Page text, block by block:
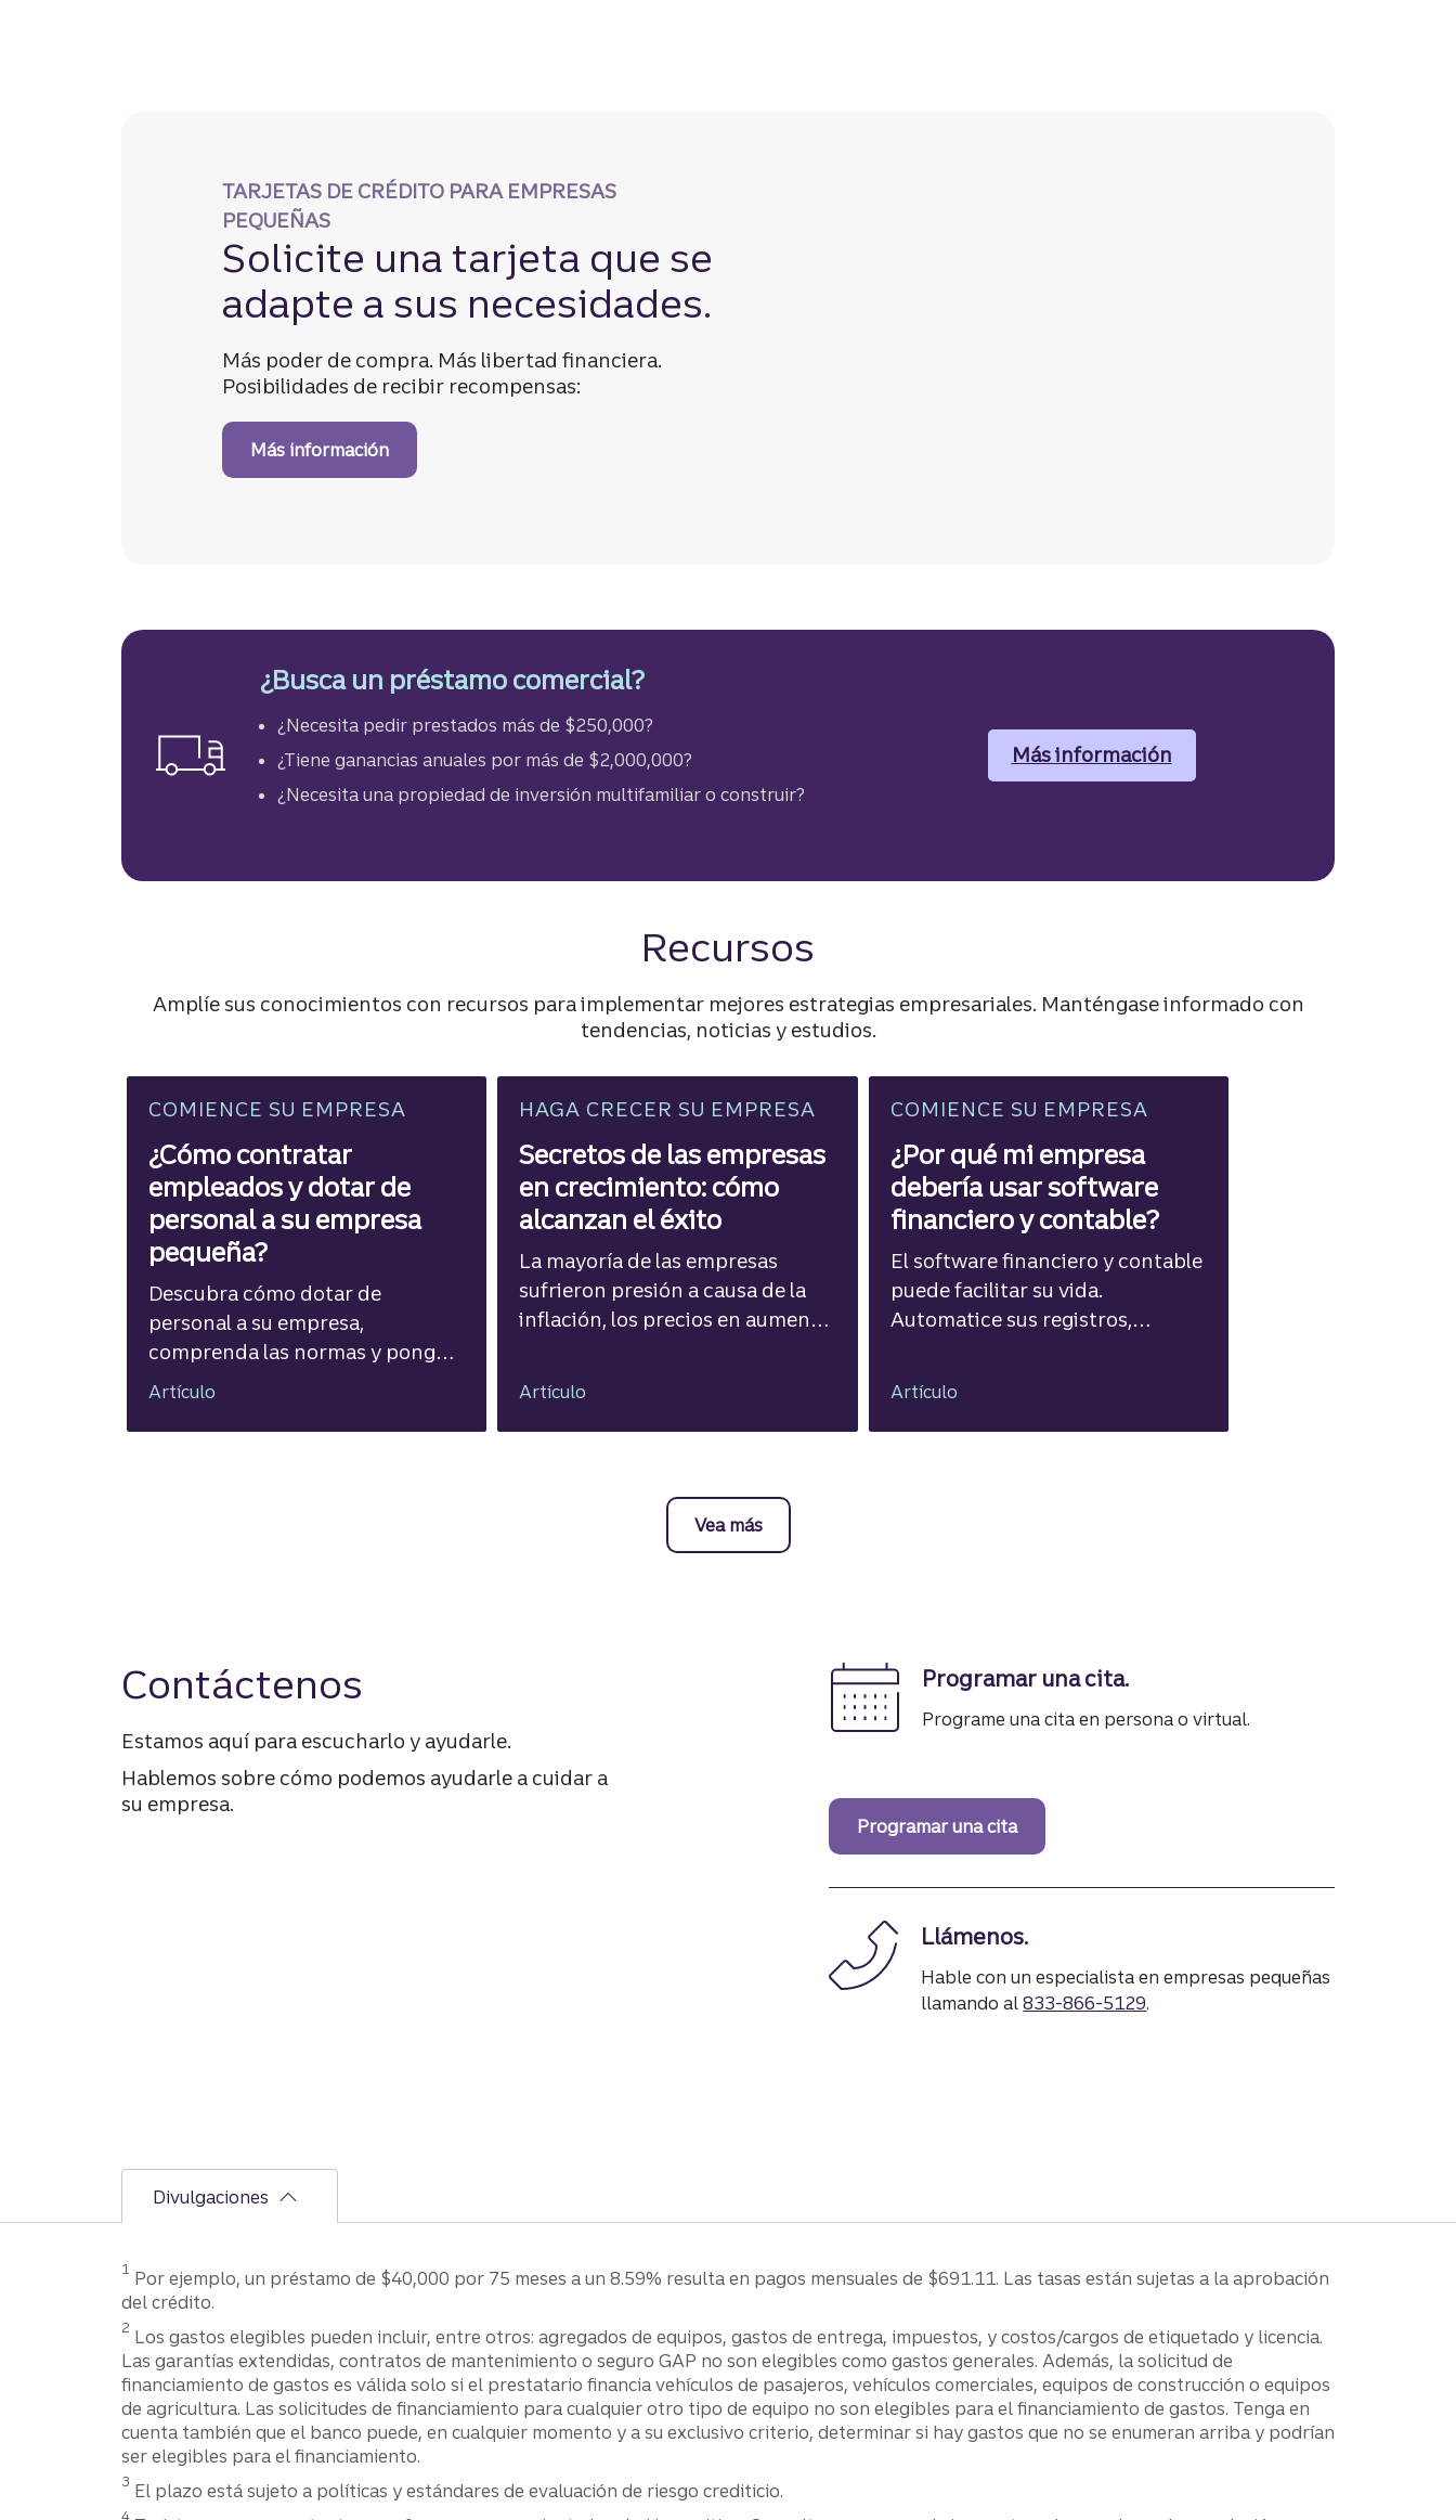
Solicite una tarjeta que se
adapte a sus necesidades.
TARJETAS DE CRÉDITO PARA EMPRESAS
PEQUEÑAS
Más poder de compra. Más libertad financiera.
Posibilidades de recibir recompensas:
Más información
¿Busca un préstamo comercial?
¿Necesita pedir prestados más de $250,000?
¿Tiene ganancias anuales por más de $2,000,000?
¿Necesita una propiedad de inversión multifamiliar o construir?
Más información
Recursos
Amplíe sus conocimientos con recursos para implementar mejores estrategias empresariales. Manténgase informado con
tendencias, noticias y estudios.
COMIENCE SU EMPRESA
¿Cómo contratar
empleados y dotar de
personal a su empresa
pequeña?
Descubra cómo dotar de
personal a su empresa,
comprenda las normas y ponga
su nómina en funcionamiento
Artículo
HAGA CRECER SU EMPRESA
Secretos de las empresas
en crecimiento: cómo
alcanzan el éxito
La mayoría de las empresas
sufrieron presión a causa de la
inflación, los precios en aumento
superar estos desafíos con
anticipación.
Artículo
COMIENCE SU EMPRESA
¿Por qué mi empresa
debería usar software
financiero y contable?
El software financiero y contable
puede facilitar su vida.
Automatice sus registros,
corriente para optimizar su
gestión financiera.
Artículo
Vea másrecursos de banca para empresas.
Contáctenos
Estamos aquí para escucharlo y ayudarle.
Hablemos sobre cómo podemos ayudarle a cuidar a
su empresa.
Programar una cita.
Programe una cita en persona o virtual.
Programar una cita
Llámenos.
Hable con un especialista en empresas pequeñas
llamando al833-866-5129.
Divulgaciones
1 Por ejemplo, un préstamo de $40,000 por 75 meses a un 8.59% resulta en pagos mensuales de $691.11. Las tasas están sujetas a la aprobación
del crédito.
Divulgación
2 Los gastos elegibles pueden incluir, entre otros: agregados de equipos, gastos de entrega, impuestos, y costos/cargos de etiquetado y licencia.
Las garantías extendidas, contratos de mantenimiento o seguro GAP no son elegibles como gastos generales. Además, la solicitud de
financiamiento de gastos es válida solo si el prestatario financia vehículos de pasajeros, vehículos comerciales, equipos de construcción o equipos
de agricultura. Las solicitudes de financiamiento para cualquier otro tipo de equipo no son elegibles para el financiamiento de gastos. Tenga en
cuenta también que el banco puede, en cualquier momento y a su exclusivo criterio, determinar si hay gastos que no se enumeran arriba y podrían
ser elegibles para el financiamiento.
Divulgación
3 El plazo está sujeto a políticas y estándares de evaluación de riesgo crediticio​​​​​​​.
Divulgación
4